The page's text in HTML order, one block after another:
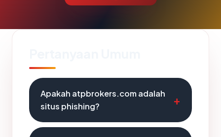
Apakah atpbrokers.com adalah
situs phishing?